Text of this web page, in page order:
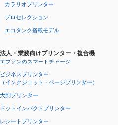
カラリオプリンター
プロセレクション
エコタンク搭載モデル
法人・業務向けプリンター・複合機
エプソンのスマートチャージ
ビジネスプリンター
（インクジェット・ページプリンター）
大判プリンター
ドットインパクトプリンター
レシートプリンター